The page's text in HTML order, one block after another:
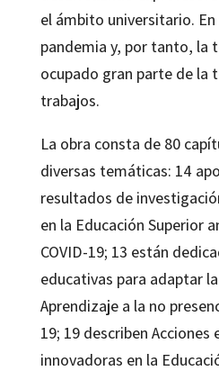
el ámbito universitario.
pandemia y, por tanto, la
ocupado gran parte de la
trabajos.
La obra consta de 80
diversas temáticas: 14
resultados de
en la Educación Superior
COVID-19; 13 están
educativas para adaptar
Aprendizaje a la no
19; 19 describen Acciones
innovadoras en la